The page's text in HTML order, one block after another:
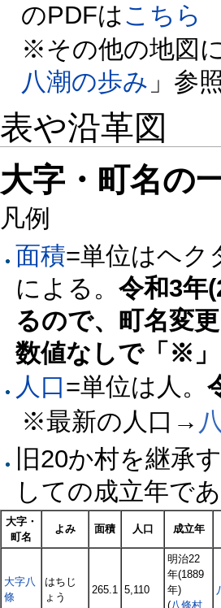
のPDFはこちら
※その他の地図
八潮の歩み 」参
表や沿革図
大字・町名の
凡例
面積=単位はヘ
による。令和3年
るので、町名変
数値なしで「※
人口=単位は人。
※最新の人口→
旧20か村を継承
しての成立年で
大字・
町名
よみ 面積 人口 成立年
大字八
條
はちじ
ょう
265.1 5,110
明治22
年(1889
年)
(八條村